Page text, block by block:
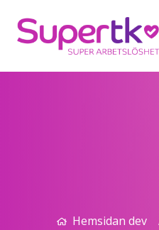
Hemsidan dev